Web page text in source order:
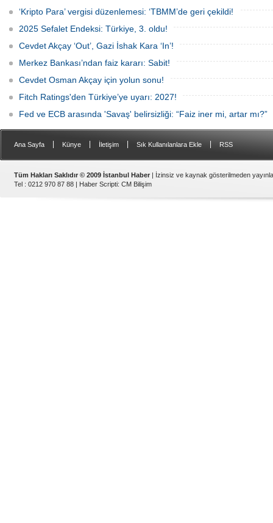
‘Kripto Para’ vergisi düzenlemesi: ‘TBMM’de geri çekildi!
2025 Sefalet Endeksi: Türkiye, 3. oldu!
Cevdet Akçay ‘Out’, Gazi İshak Kara ‘In’!
Merkez Bankası’ndan faiz kararı: Sabit!
Cevdet Osman Akçay için yolun sonu!
Fitch Ratings'den Türkiye’ye uyarı: 2027!
Fed ve ECB arasında 'Savaş' belirsizliği: “Faiz iner mi, artar mı?”
Ana Sayfa Künye İletişim Sık Kullanılanlara Ekle RSS
Tüm Hakları Saklıdır © 2009 İstanbul Haber | İzinsiz ve kaynak gösterilmeden
Tel : 0212 970 87 88 | Haber Scripti: CM Bilişim